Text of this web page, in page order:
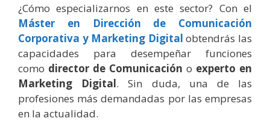
¿Cómo especializarnos en este sector? Con el
Máster en Dirección de Comunicación
Corporativa y Marketing Digital obtendrás las
capacidades para desempeñar funciones
como director de Comunicación o experto en
Marketing Digital. Sin duda, una de las
profesiones más demandadas por las empresas
en la actualidad.